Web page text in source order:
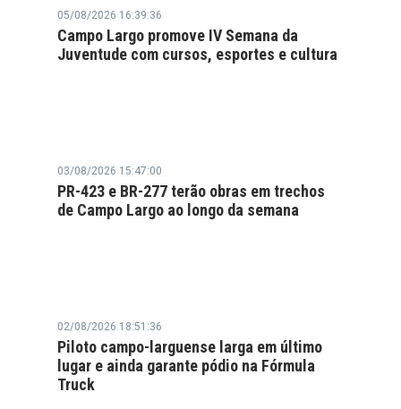
05/08/2026 16:39:36
Campo Largo promove IV Semana da
Juventude com cursos, esportes e cultura
03/08/2026 15:47:00
PR-423 e BR-277 terão obras em trechos
de Campo Largo ao longo da semana
02/08/2026 18:51:36
Piloto campo-larguense larga em último
lugar e ainda garante pódio na Fórmula
Truck